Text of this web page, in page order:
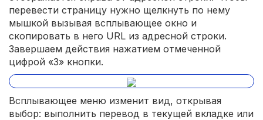
перевести страницу нужно щелкнуть по нему
мышкой вызывая всплывающее окно и
скопировать в него URL из адресной строки.
Завершаем действия нажатием отмеченной
цифрой «3» кнопки.
Всплывающее меню изменит вид, открывая
выбор: выполнить перевод в текущей вкладке или